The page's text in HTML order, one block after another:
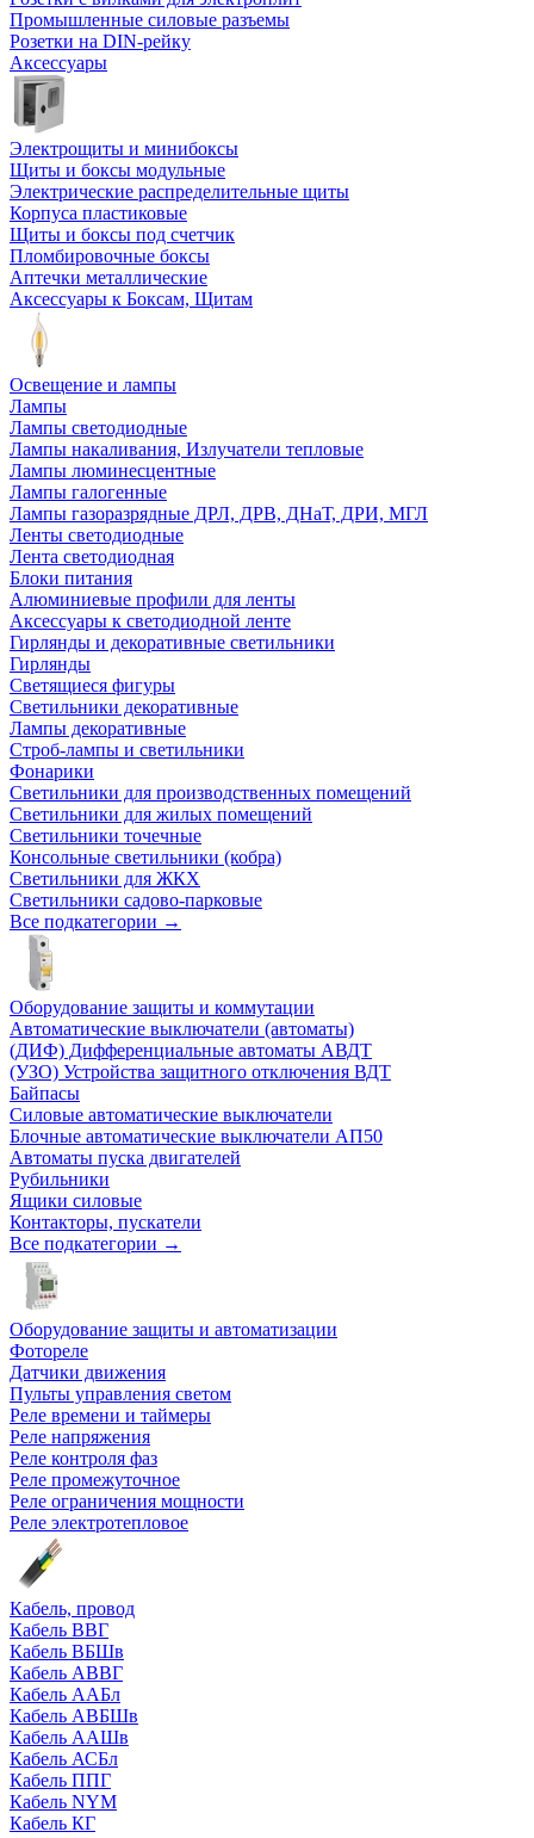
Промышленные силовые разъемы
Розетки на DIN-рейку
Аксессуары
Электрощиты и минибоксы
Щиты и боксы модульные
Электрические распределительные щиты
Корпуса пластиковые
Щиты и боксы под счетчик
Пломбировочные боксы
Аптечки металлические
Аксессуары к Боксам, Щитам
Освещение и лампы
Лампы
Лампы светодиодные
Лампы накаливания, Излучатели тепловые
Лампы люминесцентные
Лампы галогенные
Лампы газоразрядные ДРЛ, ДРВ, ДНаТ, ДРИ, МГЛ
Ленты светодиодные
Лента светодиодная
Блоки питания
Алюминиевые профили для ленты
Аксессуары к светодиодной ленте
Гирлянды и декоративные светильники
Гирлянды
Светящиеся фигуры
Светильники декоративные
Лампы декоративные
Строб-лампы и светильники
Фонарики
Светильники для производственных помещений
Светильники для жилых помещений
Светильники точечные
Консольные светильники (кобра)
Светильники для ЖКХ
Светильники садово-парковые
Все подкатегории →
Оборудование защиты и коммутации
Автоматические выключатели (автоматы)
(ДИФ) Дифференциальные автоматы АВДТ
(УЗО) Устройства защитного отключения ВДТ
Байпасы
Силовые автоматические выключатели
Блочные автоматические выключатели АП50
Автоматы пуска двигателей
Рубильники
Ящики силовые
Контакторы, пускатели
Все подкатегории →
Оборудование защиты и автоматизации
Фотореле
Датчики движения
Пульты управления светом
Реле времени и таймеры
Реле напряжения
Реле контроля фаз
Реле промежуточное
Реле ограничения мощности
Реле электротепловое
Кабель, провод
Кабель ВВГ
Кабель ВБШв
Кабель АВВГ
Кабель ААБл
Кабель АВБШв
Кабель ААШв
Кабель АСБл
Кабель ППГ
Кабель NYM
Кабель КГ